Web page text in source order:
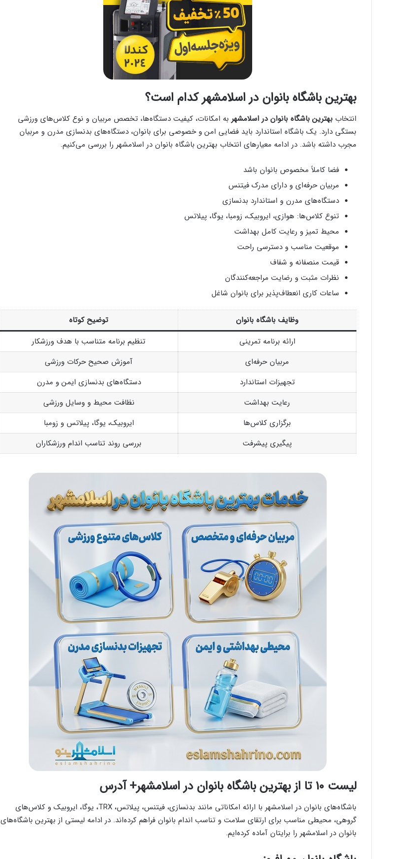
بهترین باشگاه بانوان در اسلامشهر کدام است؟
انتخاب بهترین باشگاه بانوان در اسلامشهر به امکانات، کیفیت دستگاه‌ها، تخصص مربیان و نوع کلاس‌های ورزشی
بستگی دارد. یک باشگاه استاندارد باید فضایی امن و خصوصی برای بانوان، دستگاه‌های بدنسازی مدرن و مربیان
مجرب داشته باشد. در ادامه معیارهای انتخاب بهترین باشگاه بانوان در اسلامشهر را بررسی می‌کنیم.
فضا کاملاً مخصوص بانوان باشد
مربیان حرفه‌ای و دارای مدرک فیتنس
دستگاه‌های مدرن و استاندارد بدنسازی
تنوع کلاس‌ها: هوازی، ایروبیک، زومبا، یوگا، پیلاتس
محیط تمیز و رعایت کامل بهداشت
موقعیت مناسب و دسترسی راحت
قیمت منصفانه و شفاف
نظرات مثبت و رضایت مراجعه‌کنندگان
ساعات کاری انعطاف‌پذیر برای بانوان شاغل
وظایف باشگاه بانوان
توضیح کوتاه
ارائه برنامه تمرینی
تنظیم برنامه متناسب با هدف ورزشکار
مربیان حرفه‌ای
آموزش صحیح حرکات ورزشی
تجهیزات استاندارد
دستگاه‌های بدنسازی ایمن و مدرن
رعایت بهداشت
نظافت محیط و وسایل ورزشی
برگزاری کلاس‌ها
ایروبیک، یوگا، پیلاتس و زومبا
پیگیری پیشرفت
بررسی روند تناسب اندام ورزشکاران
لیست 10 تا از بهترین باشگاه بانوان در اسلامشهر+ آدرس
باشگاه‌های بانوان در اسلامشهر با ارائه امکاناتی مانند بدنسازی، فیتنس، پیلاتس، TRX، یوگا، ایروبیک و کلاس‌های
گروهی، محیطی مناسب برای ارتقای سلامت و تناسب اندام بانوان فراهم کرده‌اند. در ادامه لیستی از بهترین باشگاه‌های
بانوان در اسلامشهر را برایتان آماده کرده‌ایم.